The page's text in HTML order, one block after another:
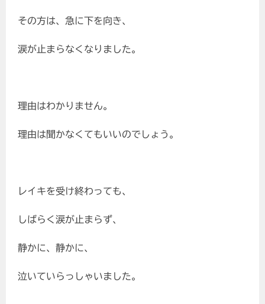
その方は、急に下を向き、
涙が止まらなくなりました。
理由はわかりません。
理由は聞かなくてもいいのでしょう。
レイキを受け終わっても、
しばらく涙が止まらず、
静かに、静かに、
泣いていらっしゃいました。